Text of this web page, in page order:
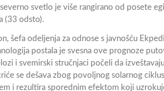
svetlo je više rangirano od posete
(33 odsto).
šefa odeljenja za odnose s javnošću
postala je svesna ove prognoze
i svemirski stručnjaci počeli da
se dešava zbog povoljnog solarnog
i rezultira sporednim efektom koji